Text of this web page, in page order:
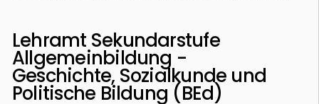
Lehramt Sekundarstufe
Allgemeinbildung -
Geschichte, Sozialkunde und
Politische Bildung (BEd)